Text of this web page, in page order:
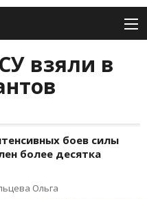
взяли в
боев силы
более десятка
Ольга